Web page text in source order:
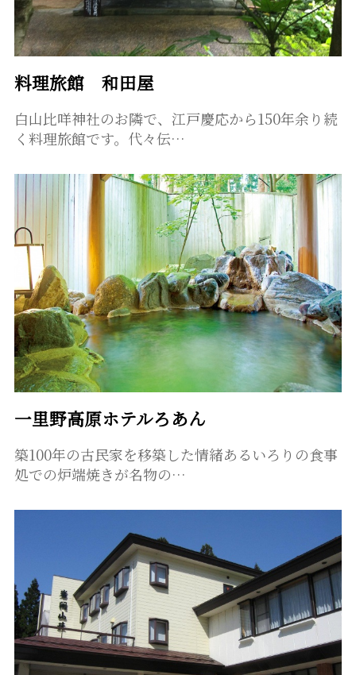
料理旅館 和田屋
白山比咩神社のお隣で、江戸慶応から150年余り続
く料理旅館です。代々伝…
一里野高原ホテルろあん
築100年の古民家を移築した情緒あるいろりの食事
処での炉端焼きが名物の…